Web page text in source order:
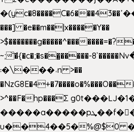
�(yc�8����C�6���43��ߴ��O��͒�Ѵ�k��OEX�2�,�)�t��@���aw����;�׷o�_��2�sy��.�=W�n��߃�{4��ߑ��i�8V6v4W�9��s���g�
���] �e��m��|x�����Y��
>$�������g�����^���
~;͝�{�c�;�s��̺�����-8`�����Nvߤ����>�
��\�܃�˓n >��
>^��F�hp���Σ
�����a�����pܜ��f��vfrp6m�ϦQ�jf�M����J:�x��-?
u��4��5�%@$0